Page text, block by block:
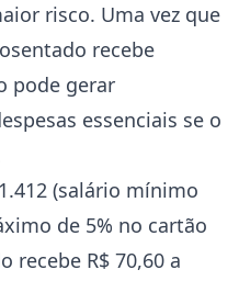
risco. Uma vez que
recebe
pode gerar
essenciais se o
(salário mínimo
de 5% no cartão
recebe R$ 70,60 a